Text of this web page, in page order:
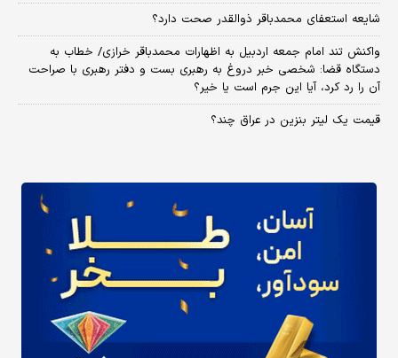
شایعه استعفای محمدباقر ذوالقدر صحت دارد؟
واکنش تند امام جمعه اردبیل به اظهارات محمدباقر خرازی/ خطاب به
دستگاه قضا: شخصی خبر دروغ به رهبری بست و دفتر رهبری با صراحت
آن را رد کرد، آیا این جرم است یا خیر؟
قیمت یک لیتر بنزین در عراق چند؟